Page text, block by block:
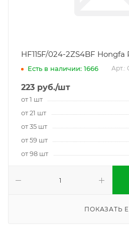
HF115F/024-2ZS4BF Hongfa
Есть в наличии: 1666 Арт.:
223 руб./шт
от 1 шт
от 21 шт
от 35 шт
от 59 шт
от 98 шт
ПОКАЗАТЬ